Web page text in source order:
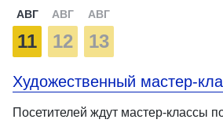
АВГ
11
АВГ
12
АВГ
13
Художественный мастер-
Посетителей ждут мастер-классы